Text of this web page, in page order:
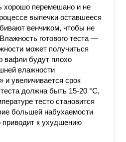
хорошо перемешано и не
выпечки оставшееся
венчиком, чтобы не
готового теста —
может получиться
вафли будут плохо
влажности
и увеличивается срок
должна быть 15-20 °С,
тесто становится
большей набухаемости
приводит к ухудшению